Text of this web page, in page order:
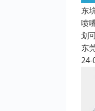
东
喷
划
东
24-